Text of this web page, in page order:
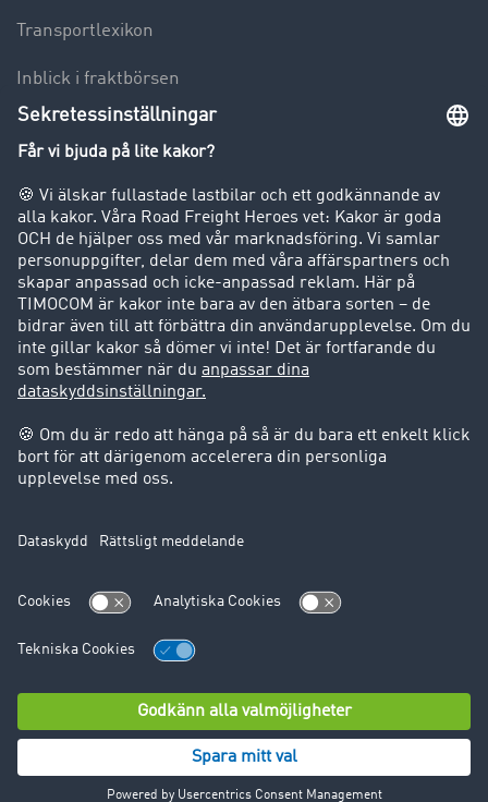
Transportlexikon
Inblick i fraktbörsen
Körförbud för lastbilar
Företag
Kunder värvar kunder
Success Stories
Support
Support
Juridiskt
Företagsinformation
Användarvillkor
© TIMOCOM GmbH 2024. Alla rättigheter förbehålles